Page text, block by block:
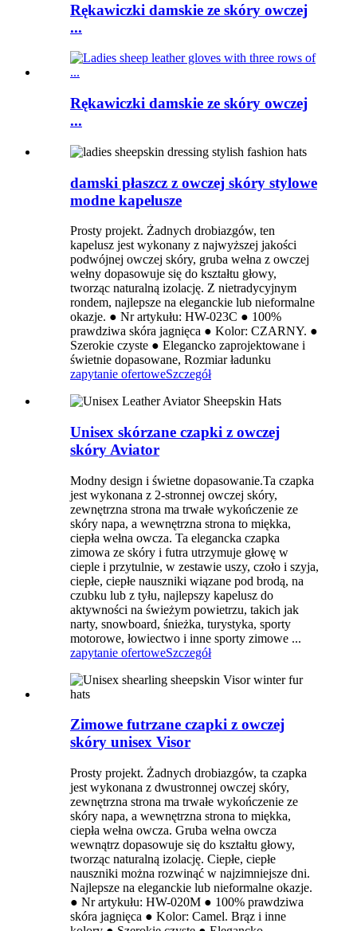
Rękawiczki damskie ze skóry owczej
...
Rękawiczki damskie ze skóry owczej
...
damski płaszcz z owczej skóry stylowe
modne kapelusze
Prosty projekt. Żadnych drobiazgów, ten
kapelusz jest wykonany z najwyższej jakości
podwójnej owczej skóry, gruba wełna z owczej
wełny dopasowuje się do kształtu głowy,
tworząc naturalną izolację. Z nietradycyjnym
rondem, najlepsze na eleganckie lub nieformalne
okazje. ● Nr artykułu: HW-023C ● 100%
prawdziwa skóra jagnięca ● Kolor: CZARNY. ●
Szerokie czyste ● Elegancko zaprojektowane i
świetnie dopasowane, Rozmiar ładunku
zapytanie ofertoweSzczegół
Unisex skórzane czapki z owczej
skóry Aviator
Modny design i świetne dopasowanie.Ta czapka
jest wykonana z 2-stronnej owczej skóry,
zewnętrzna strona ma trwałe wykończenie ze
skóry napa, a wewnętrzna strona to miękka,
ciepła wełna owcza. Ta elegancka czapka
zimowa ze skóry i futra utrzymuje głowę w
cieple i przytulnie, w zestawie uszy, czoło i szyja,
ciepłe, ciepłe nauszniki wiązane pod brodą, na
czubku lub z tyłu, najlepszy kapelusz do
aktywności na świeżym powietrzu, takich jak
narty, snowboard, śnieżka, turystyka, sporty
motorowe, łowiectwo i inne sporty zimowe ...
zapytanie ofertoweSzczegół
Zimowe futrzane czapki z owczej
skóry unisex Visor
Prosty projekt. Żadnych drobiazgów, ta czapka
jest wykonana z dwustronnej owczej skóry,
zewnętrzna strona ma trwałe wykończenie ze
skóry napa, a wewnętrzna strona to miękka,
ciepła wełna owcza. Gruba wełna owcza
wewnątrz dopasowuje się do kształtu głowy,
tworząc naturalną izolację. Ciepłe, ciepłe
nauszniki można rozwinąć w najzimniejsze dni.
Najlepsze na eleganckie lub nieformalne okazje.
● Nr artykułu: HW-020M ● 100% prawdziwa
skóra jagnięca ● Kolor: Camel. Brąz i inne